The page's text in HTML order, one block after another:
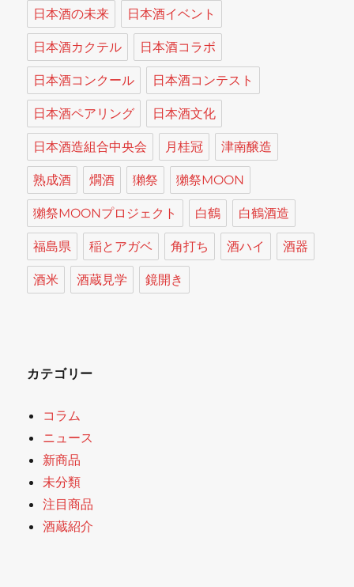
日本酒の未来 日本酒イベント
日本酒カクテル 日本酒コラボ
日本酒コンクール 日本酒コンテスト
日本酒ペアリング 日本酒文化
日本酒造組合中央会 月桂冠 津南醸造
熟成酒 燗酒 獺祭 獺祭MOON
獺祭MOONプロジェクト 白鶴 白鶴酒造
福島県 稲とアガベ 角打ち 酒ハイ 酒器
酒米 酒蔵見学 鏡開き
カテゴリー
コラム
ニュース
新商品
未分類
注目商品
酒蔵紹介